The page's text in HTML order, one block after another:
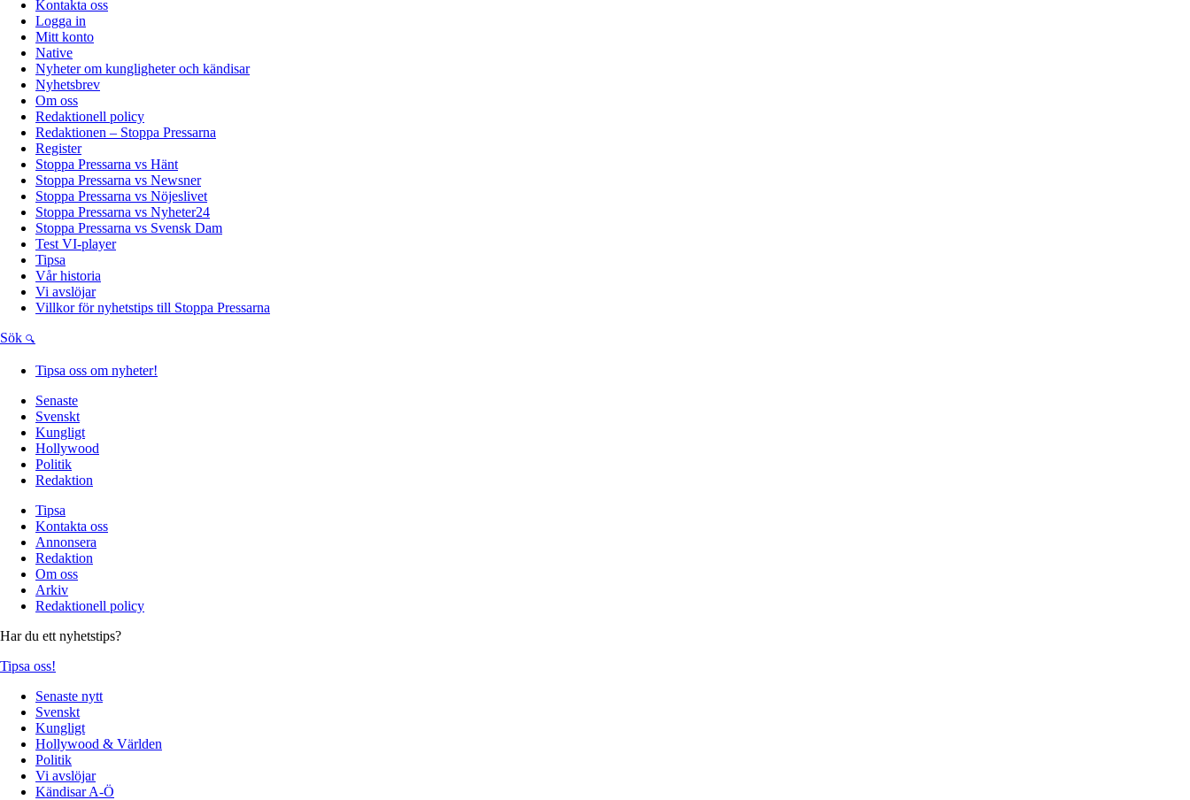
Kontakta oss
Logga in
Mitt konto
Native
Nyheter om kungligheter och kändisar
Nyhetsbrev
Om oss
Redaktionell policy
Redaktionen – Stoppa Pressarna
Register
Stoppa Pressarna vs Hänt
Stoppa Pressarna vs Newsner
Stoppa Pressarna vs Nöjeslivet
Stoppa Pressarna vs Nyheter24
Stoppa Pressarna vs Svensk Dam
Test VI-player
Tipsa
Vår historia
Vi avslöjar
Villkor för nyhetstips till Stoppa Pressarna
Sök
Tipsa oss om nyheter!
Senaste
Svenskt
Kungligt
Hollywood
Politik
Redaktion
Tipsa
Kontakta oss
Annonsera
Redaktion
Om oss
Arkiv
Redaktionell policy
Har du ett nyhetstips?
Tipsa oss!
Senaste nytt
Svenskt
Kungligt
Hollywood & Världen
Politik
Vi avslöjar
Kändisar A-Ö